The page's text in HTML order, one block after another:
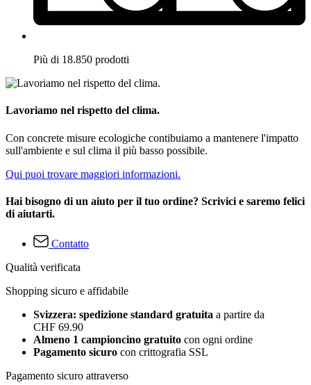
Più di 18.850 prodotti
Lavoriamo nel rispetto del clima.
Con concrete misure ecologiche contibuiamo a mantenere l'impatto
sull'ambiente e sul clima il più basso possibile.
Qui puoi trovare maggiori informazioni.
Hai bisogno di un aiuto per il tuo ordine? Scrivici e saremo felici
di aiutarti.
Contatto
Qualità verificata
Shopping sicuro e affidabile
Svizzera: spedizione standard gratuita a partire da
CHF 69.90
Almeno 1 campioncino gratuito con ogni ordine
Pagamento sicuro con crittografia SSL
Pagamento sicuro attraverso